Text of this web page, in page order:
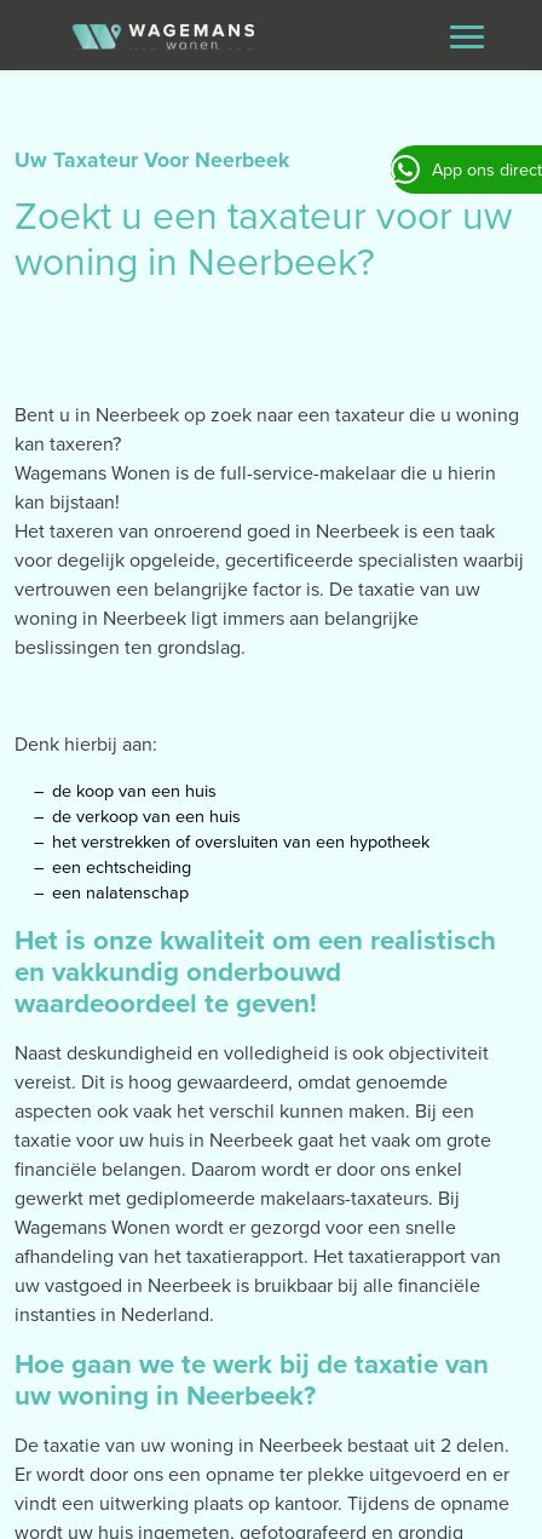
App ons direct
Uw Taxateur Voor Neerbeek
Zoekt u een taxateur voor uw
woning in Neerbeek?
Bent u in Neerbeek op zoek naar een taxateur die u woning
kan taxeren?
Wagemans Wonen is de full-service-makelaar die u hierin
kan bijstaan!
Het taxeren van onroerend goed in Neerbeek is een taak
voor degelijk opgeleide, gecertificeerde specialisten waarbij
vertrouwen een belangrijke factor is. De taxatie van uw
woning in Neerbeek ligt immers aan belangrijke
beslissingen ten grondslag.
Denk hierbij aan:
de koop van een huis
de verkoop van een huis
het verstrekken of oversluiten van een hypotheek
een echtscheiding
een nalatenschap
Het is onze kwaliteit om een realistisch
en vakkundig onderbouwd
waardeoordeel te geven!
Naast deskundigheid en volledigheid is ook objectiviteit
vereist. Dit is hoog gewaardeerd, omdat genoemde
aspecten ook vaak het verschil kunnen maken. Bij een
taxatie voor uw huis in Neerbeek gaat het vaak om grote
financiële belangen. Daarom wordt er door ons enkel
gewerkt met gediplomeerde makelaars-taxateurs. Bij
Wagemans Wonen wordt er gezorgd voor een snelle
afhandeling van het taxatierapport. Het taxatierapport van
uw vastgoed in Neerbeek is bruikbaar bij alle financiële
instanties in Nederland.
Hoe gaan we te werk bij de taxatie van
uw woning in Neerbeek?
De taxatie van uw woning in Neerbeek bestaat uit 2 delen.
Er wordt door ons een opname ter plekke uitgevoerd en er
vindt een uitwerking plaats op kantoor. Tijdens de opname
wordt uw huis ingemeten, gefotografeerd en grondig